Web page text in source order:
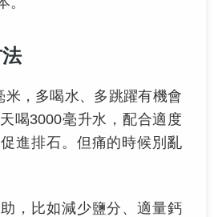
米，多喝水、多跳躍有機會
喝3000毫升水，配合適度
進排石。但痛的時候別亂
，比如減少鹽分、適量鈣